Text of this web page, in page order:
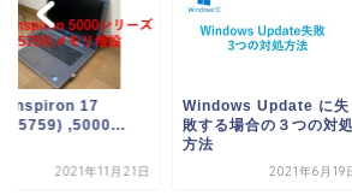
Inspiron 17
,5000...
2021年11月21日
Windows Update に失
敗する場合の３つの対処
方法
2021年6月19